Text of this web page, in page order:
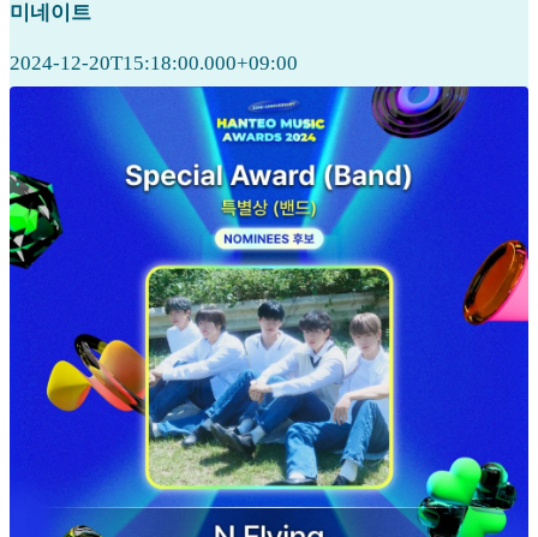
미네이트
2024-12-20T15:18:00.000+09:00